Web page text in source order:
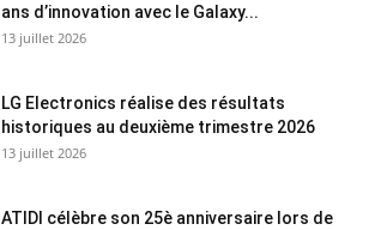
ans d’innovation avec le Galaxy...
13 juillet 2026
LG Electronics réalise des résultats
historiques au deuxième trimestre 2026
13 juillet 2026
ATIDI célèbre son 25è anniversaire lors de